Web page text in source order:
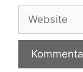
Adresse
Website